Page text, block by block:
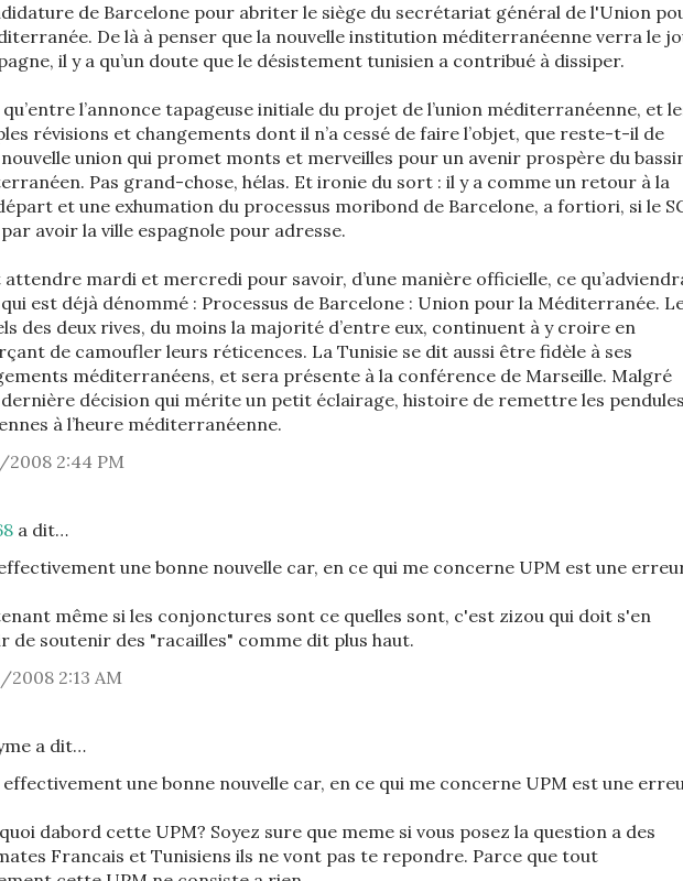
de Barcelone pour abriter le siège du secrétariat général de l'Union
De là à penser que la nouvelle institution méditerranéenne verra le
il y a qu’un doute que le désistement tunisien a contribué à dissiper.
qu’entre l’annonce tapageuse initiale du projet de l’union méditerranéenne, et
révisions et changements dont il n’a cessé de faire l’objet, que reste-t-il de
union qui promet monts et merveilles pour un avenir prospère du
Pas grand-chose, hélas. Et ironie du sort : il y a comme un retour à la
et une exhumation du processus moribond de Barcelone, a fortiori, si le
avoir la ville espagnole pour adresse.
mardi et mercredi pour savoir, d’une manière officielle, ce
est déjà dénommé : Processus de Barcelone : Union pour la Méditerranée.
des deux rives, du moins la majorité d’entre eux, continuent à y croire en
de camoufler leurs réticences. La Tunisie se dit aussi être fidèle à ses
méditerranéens, et sera présente à la conférence de Marseille. Malgré
décision qui mérite un petit éclairage, histoire de remettre les pendules
à l’heure méditerranéenne.
2008 2:44 PM
a dit…
une bonne nouvelle car, en ce qui me concerne UPM est une
même si les conjonctures sont ce quelles sont, c'est zizou qui doit s'en
de soutenir des "racailles" comme dit plus haut.
2008 2:13 AM
a dit…
une bonne nouvelle car, en ce qui me concerne UPM est une
dabord cette UPM? Soyez sure que meme si vous posez la question a des
Francais et Tunisiens ils ne vont pas te repondre. Parce que tout